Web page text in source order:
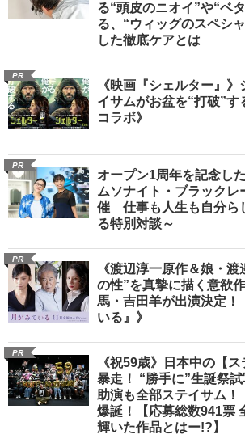
る“頭皮のニオイ”や“ベ
る、“ウィッグのスペシ
した徹底ケアとは
PR
《映画『シェルター』
イサムがお盆を“打破”す
コラボ》
PR
オープン1周年を記念し
ムソナイト・ブラックレ
催 仕事も人生も自分ら
る特別対談～
PR
《渡辺淳一原作＆娘・
の性”を真摯に描く意欲
馬・吉田羊が出演決定！
いる』》
PR
《祝59歳》日本中の【
暴走！ “勝手に”生誕祭
助演も全部ステイサム！
爆誕！【応募総数941票
輝いた作品とはー!?】